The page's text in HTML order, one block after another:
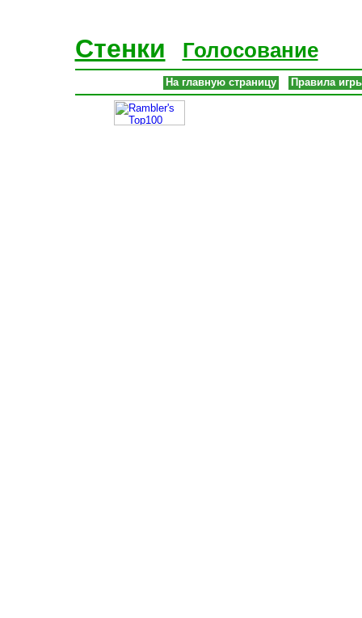
Стенки Голосование
На главную страницу Правила